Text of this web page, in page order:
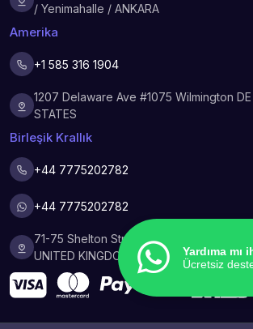
/ Yenimahalle / ANKARA
Amerika
+1 585 316 1904
1207 Delaware Ave #1075 Wilmington
STATES
Birleşik Krallık
+44 7775202782
+44 7775202782
71-75 Shelton Street Covent Garden
UNITED KINGDOM
Yardıma mı
Ücretsiz